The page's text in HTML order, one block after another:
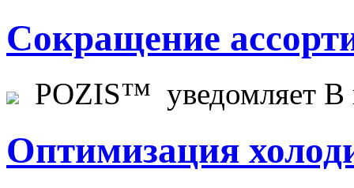
Сокращение
POZIS™ уведомляет В
Оптимизация